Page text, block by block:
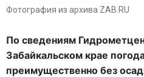
Фотография из архива ZAB.RU
По сведениям
Забайкальском крае
преимущественно без